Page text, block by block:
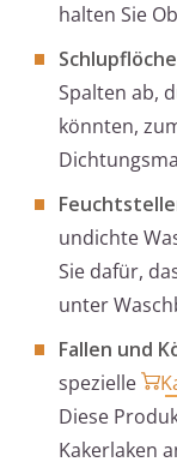
halten Sie
Spalten ab,
könnten,
undichte
Sie dafür,
unter
Fallen und
spezielle
Diese
Kakerlaken